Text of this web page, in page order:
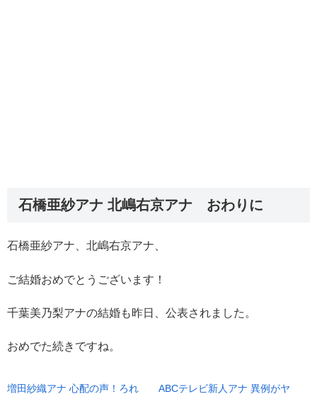
石橋亜紗アナ 北嶋右京アナ おわりに
石橋亜紗アナ、北嶋右京アナ、
ご結婚おめでとうございます！
千葉美乃梨アナの結婚も昨日、公表されました。
おめでた続きですね。
増田紗織アナ 心配の声！ろれ
ABCテレビ新人アナ 異例がヤ